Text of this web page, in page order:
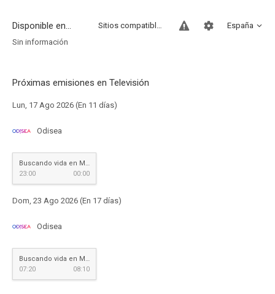
Disponible en... España
Sitios compatibles
Sin información
Próximas emisiones en Televisión
Lun, 17 Ago 2026 (En 11 días)
Odisea
Buscando vida en Marte
23:00
00:00
Dom, 23 Ago 2026 (En 17 días)
Odisea
Buscando vida en Marte
07:20
08:10